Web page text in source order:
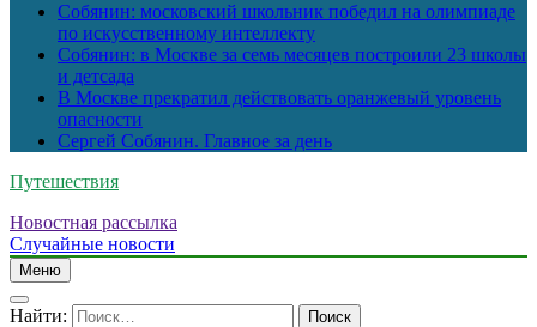
Собянин: московский школьник победил на олимпиаде
по искусственному интеллекту
Собянин: в Москве за семь месяцев построили 23 школы
и детсада
В Москве прекратил действовать оранжевый уровень
опасности
Сергей Собянин. Главное за день
Путешествия
Новостная рассылка
Случайные новости
Меню
Найти: